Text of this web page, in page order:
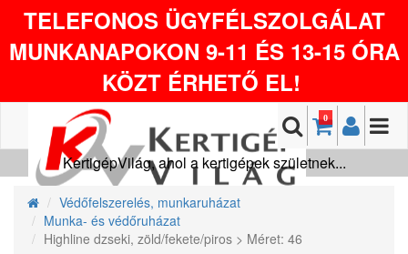
TELEFONOS ÜGYFÉLSZOLGÁLAT
MUNKANAPOKON 9-11 ÉS 13-15 ÓRA
KÖZT ÉRHETŐ EL!
0
KertigépVilág, ahol a kertigépek születnek...
Védőfelszerelés, munkaruházat
Munka- és védőruházat
Highline dzseki, zöld/fekete/piros > Méret: 46